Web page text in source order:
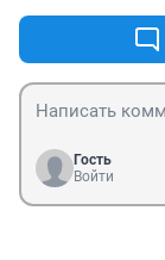
Гость
Войти